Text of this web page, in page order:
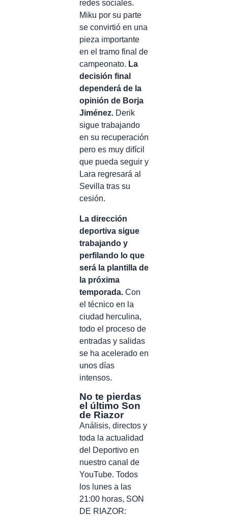
redes sociales.
Miku por su parte
se convirtió en una
pieza importante
en el tramo final de
campeonato. La
decisión final
dependerá de la
opinión de Borja
Jiménez. Derik
sigue trabajando
en su recuperación
pero es muy difícil
que pueda seguir y
Lara regresará al
Sevilla tras su
cesión.
La dirección
deportiva sigue
trabajando y
perfilando lo que
será la plantilla de
la próxima
temporada. Con
el técnico en la
ciudad herculina,
todo el proceso de
entradas y salidas
se ha acelerado en
unos días
intensos.
No te pierdas
el último Son
de Riazor
Análisis, directos y
toda la actualidad
del Deportivo en
nuestro canal de
YouTube. Todos
los lunes a las
21:00 horas, SON
DE RIAZOR: